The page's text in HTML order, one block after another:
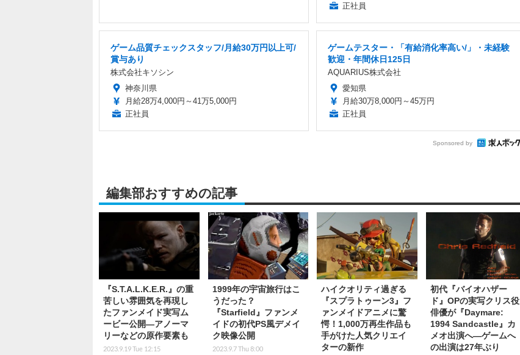
正社員
ゲーム品質チェックスタッフ/月給30万円以上可/
賞与あり
株式会社キソシン
神奈川県
月給28万4,000円～41万5,000円
正社員
ゲームテスター・「有給消化率高い/」・未経験
歓迎・年間休日125日
AQUARIUS株式会社
愛知県
月給30万8,000円～45万円
正社員
Sponsored by
編集部おすすめの記事
『S.T.A.L.K.E.R.』の重
苦しい雰囲気を再現し
たファンメイド実写ム
ービー公開―アノーマ
リーなどの原作要素も
2023.9.19 Tue 12:15
1999年の宇宙旅行はこ
うだった？
『Starfield』ファンメ
イドの初代PS風デメイ
ク映像公開
2023.9.7 Thu 8:00
ハイクオリティ過ぎる
『スプラトゥーン3』フ
ァンメイドアニメに驚
愕！1,000万再生作品も
手がけた人気クリエイ
ターの新作
初代『バイオハザー
ド』OPの実写クリス役
俳優が『Daymare:
1994 Sandcastle』カ
メオ出演へ―ゲームへ
の出演は27年ぶり